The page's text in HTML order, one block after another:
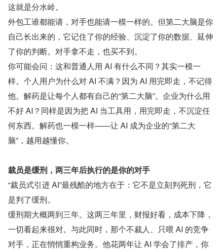
这就是分水岭。
外包工谁都能请，对手也能请一模一样的。但第二大脑是你
自己长出来的，它记住了你的经验、沉淀了你的数据、延伸
了你的判断。对手拿不走，也买不到。
你可能会问：这和普通人用 AI 有什么不同？其实一模一
样。个人用户为什么对 AI 不满？因为 AI 用完即走，不记得
他。解药是让每个人都有自己的“第二大脑”。企业为什么用
不好 AI？同样是因为把 AI 当工具用，用完即走，不沉淀任
何东西。解药也一模一样——让 AI 成为企业的“第二大
脑”，越用越懂你。
裁员是缓刑，两三年后执行的是你的对手
“裁员式引进 AI”最残酷的地方在于：它不是立刻判死刑，它
是判了缓刑。
缓刑期大概两到三年。这两三年里，财报好看，成本下降，
一切看起来很对。与此同时，那个不裁人、只喂 AI 的竞争
对手，正在悄悄重构业务。他花两年让 AI 学会了排产，你